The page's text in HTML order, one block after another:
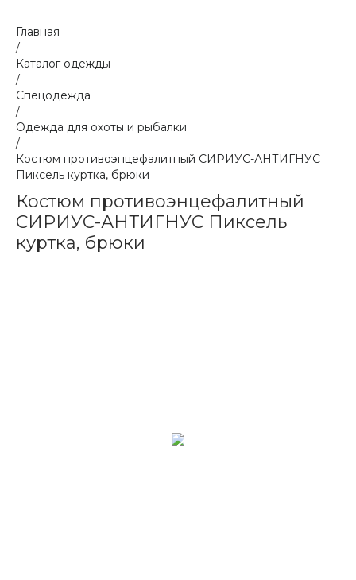
Главная
/
Каталог одежды
/
Спецодежда
/
Одежда для охоты и рыбалки
/
Костюм противоэнцефалитный СИРИУС-АНТИГНУС
Пиксель куртка, брюки
Костюм противоэнцефалитный
СИРИУС-АНТИГНУС Пиксель
куртка, брюки